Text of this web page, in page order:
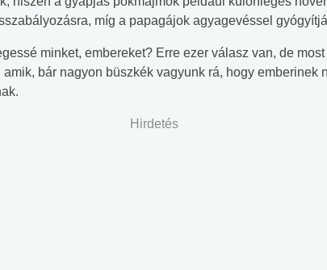
míg a papagájok agyagevéssel
minket, embereket? Erre ezer válasz van, de
bár nagyon büszkék vagyunk rá, hogy emberinek
Hirdetés